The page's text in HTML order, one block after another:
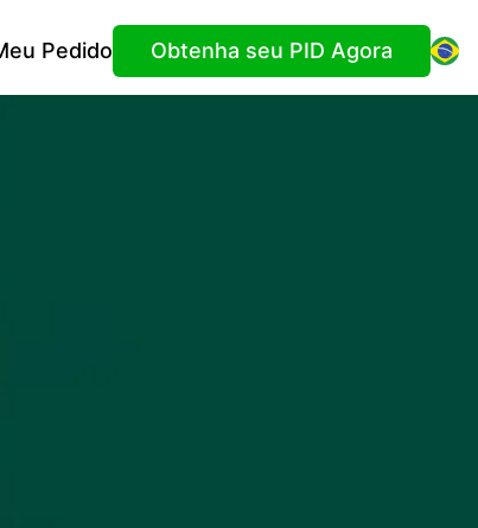
Pedido Obtenha seu PID Agora